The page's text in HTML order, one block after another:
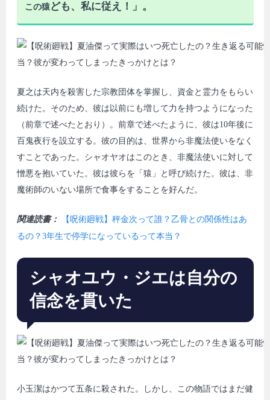
この猿ども、私に従え！」。
夏之は天内を殺害した宗教団体を掌握し、資金と霊力をもらい
続けた。そのため、彼は以前にも増して力を持つようになった
（前章で述べたとおり）。前章で述べたように、彼は10年後に
百鬼夜行を設立する。彼の目的は、世界から非魔法使いをなく
すことであった。シャオヤオはこのとき、非魔法使いに対して
憎悪を抱いていた。彼は彼らを「猿」と呼び続けた。彼は、非
魔術師のいない場所で食事をすることを好んだ。
関連読書：
【呪術廻戦】秤金次って誰？乙骨との関係性はあ
るの？3年生で停学になっているって本当？
シャオユウ・ジエは自分の
信念を貫いた
小玉潔はかつて五条に殺された。しかし、この物語ではまだ健